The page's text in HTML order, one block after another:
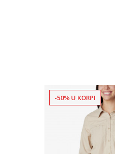
-50% U KORPI